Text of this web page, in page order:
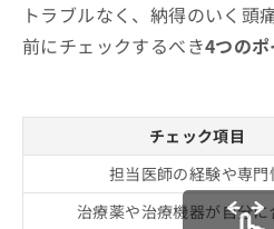
トラブルなく、納得のいく頭
前にチェックするべき4つのポ
チェック項目
担当医師の経験や専門
治療薬や治療機器が自分に